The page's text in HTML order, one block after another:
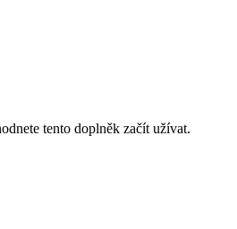
tento doplněk začít užívat.